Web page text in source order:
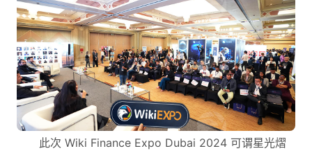
此次 Wiki Finance Expo Dubai 2024 可谓星光熠